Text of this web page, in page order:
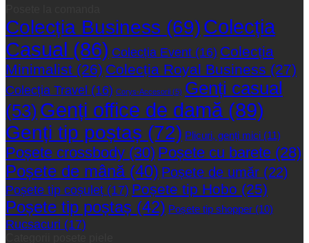
Colecția Business (69)Colecția
Casual (86) Colecția Event (16) Colecția
Minimalist (26) Colecția Royal Business (27)
Colecția Travel (16) Corys-Accesorii (5) Genți casual
(53) Genți office de damă (89)
Genți tip poștaș (72) Plicuri, genți mici (11)
Poșete crossbody (30) Poșete cu barete (28)
Poșete de mână(40) Poșete de umăr (22)
Poșete tip coșuleț (17) Poșete tip Hobo (25)
Poșete tip poștaș (42) Poșete tip shopper (10)
Rucsacuri (17)